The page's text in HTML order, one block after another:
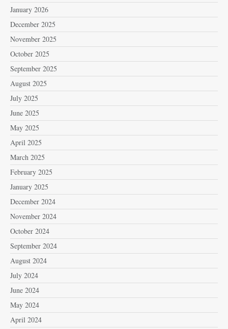
January 2026
December 2025
November 2025
October 2025
September 2025
August 2025
July 2025
June 2025
May 2025
April 2025
March 2025
February 2025
January 2025
December 2024
November 2024
October 2024
September 2024
August 2024
July 2024
June 2024
May 2024
April 2024